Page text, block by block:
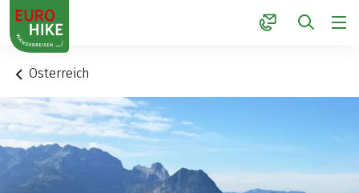
1
Österreich